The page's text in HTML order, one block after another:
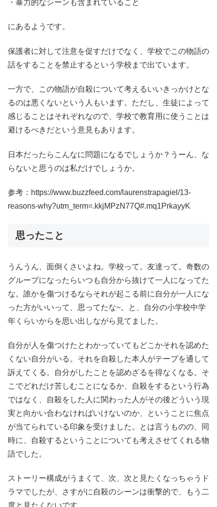
・暴力的なシーンも含まれていること
にあるようです。
保護者に対して注意を促すだけでなく、学校でこの物語の
話をすることを禁止するという学校まで出ています。
一方で、この物語が自殺について考えるいいきっかけとな
るのは悪くないという人もいます。ただし、生徒によって
感じることはそれぞれなので、学校で教育用に使うことは
避けるべきだという意見もあります。
日本だったらこんなに問題になるでしょうか？うーん、な
らないと思うのは私だけでしょうか。
参考：https://www.buzzfeed.com/laurenstrapagiel/13-
reasons-why?utm_term=.kkjMPzN77Q#.mq1PrkayyK
思ったこと
うんうん、面倒くさいよね。学校って。友達って。奇数の
グループになったらいつも自分から抜けて一人になってた
な。誰かを傷つけるならそれが起こる前に自分が一人にな
った方がいいって、思ってたな~。と、自分の小学校中学
年くらいからを思い出しながら見てました。
自分が人を傷つけたとわかっていてもどこかそれを認めた
くない自分がいる。それを自殺した本人がテープを通して
訴えてくる。自分がしたことを認めざるを得なくなる。そ
こでどれだけ苦しむことになるか、自殺をするという行為
ではなく、自殺をした人に関わった人がその後どういう現
実と向かい合わなければいけないのか、ということに焦点
が当てられている印象を受けました。とは言うものの、同
時に、自殺するということについても考えさせてくれる物
語でした。
ストーリー構成がうまくて、次、次と見たくなっちゃうド
ラマでしたが、さすがに自殺のシーンは衝撃的で、もう二